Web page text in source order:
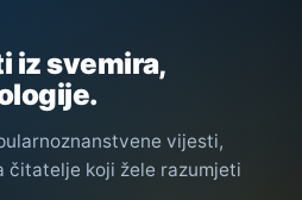
iz svemira,
vijesti,
čitatelje koji žele razumjeti